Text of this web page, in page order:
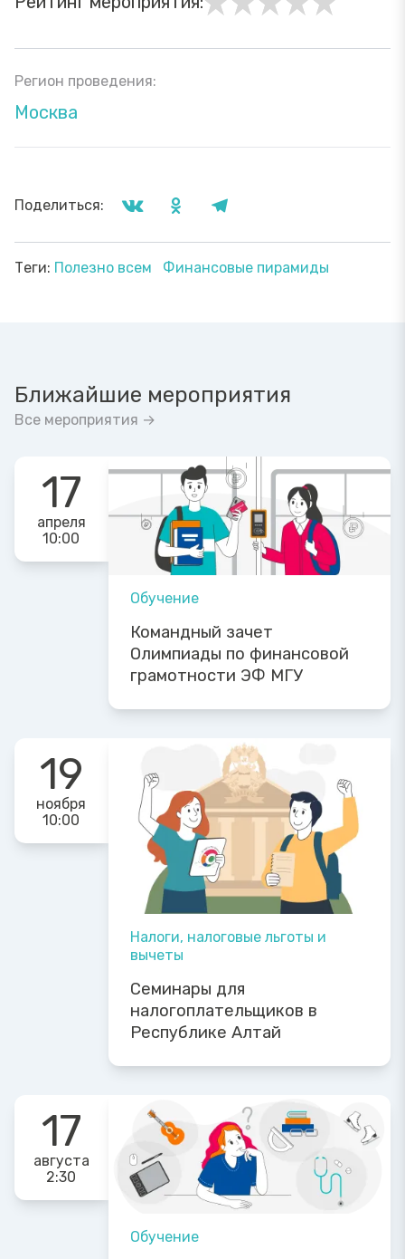
Регион проведения:
Москва
Поделиться:
Теги: Полезно всем Финансовые пирамиды
Ближайшие мероприятия
Все мероприятия →
17
апреля
10:00
Обучение
Командный зачет
Олимпиады по финансовой
грамотности ЭФ МГУ
19
ноября
10:00
Налоги, налоговые льготы и
вычеты
Семинары для
налогоплательщиков в
Республике Алтай
17
августа
2:30
Обучение